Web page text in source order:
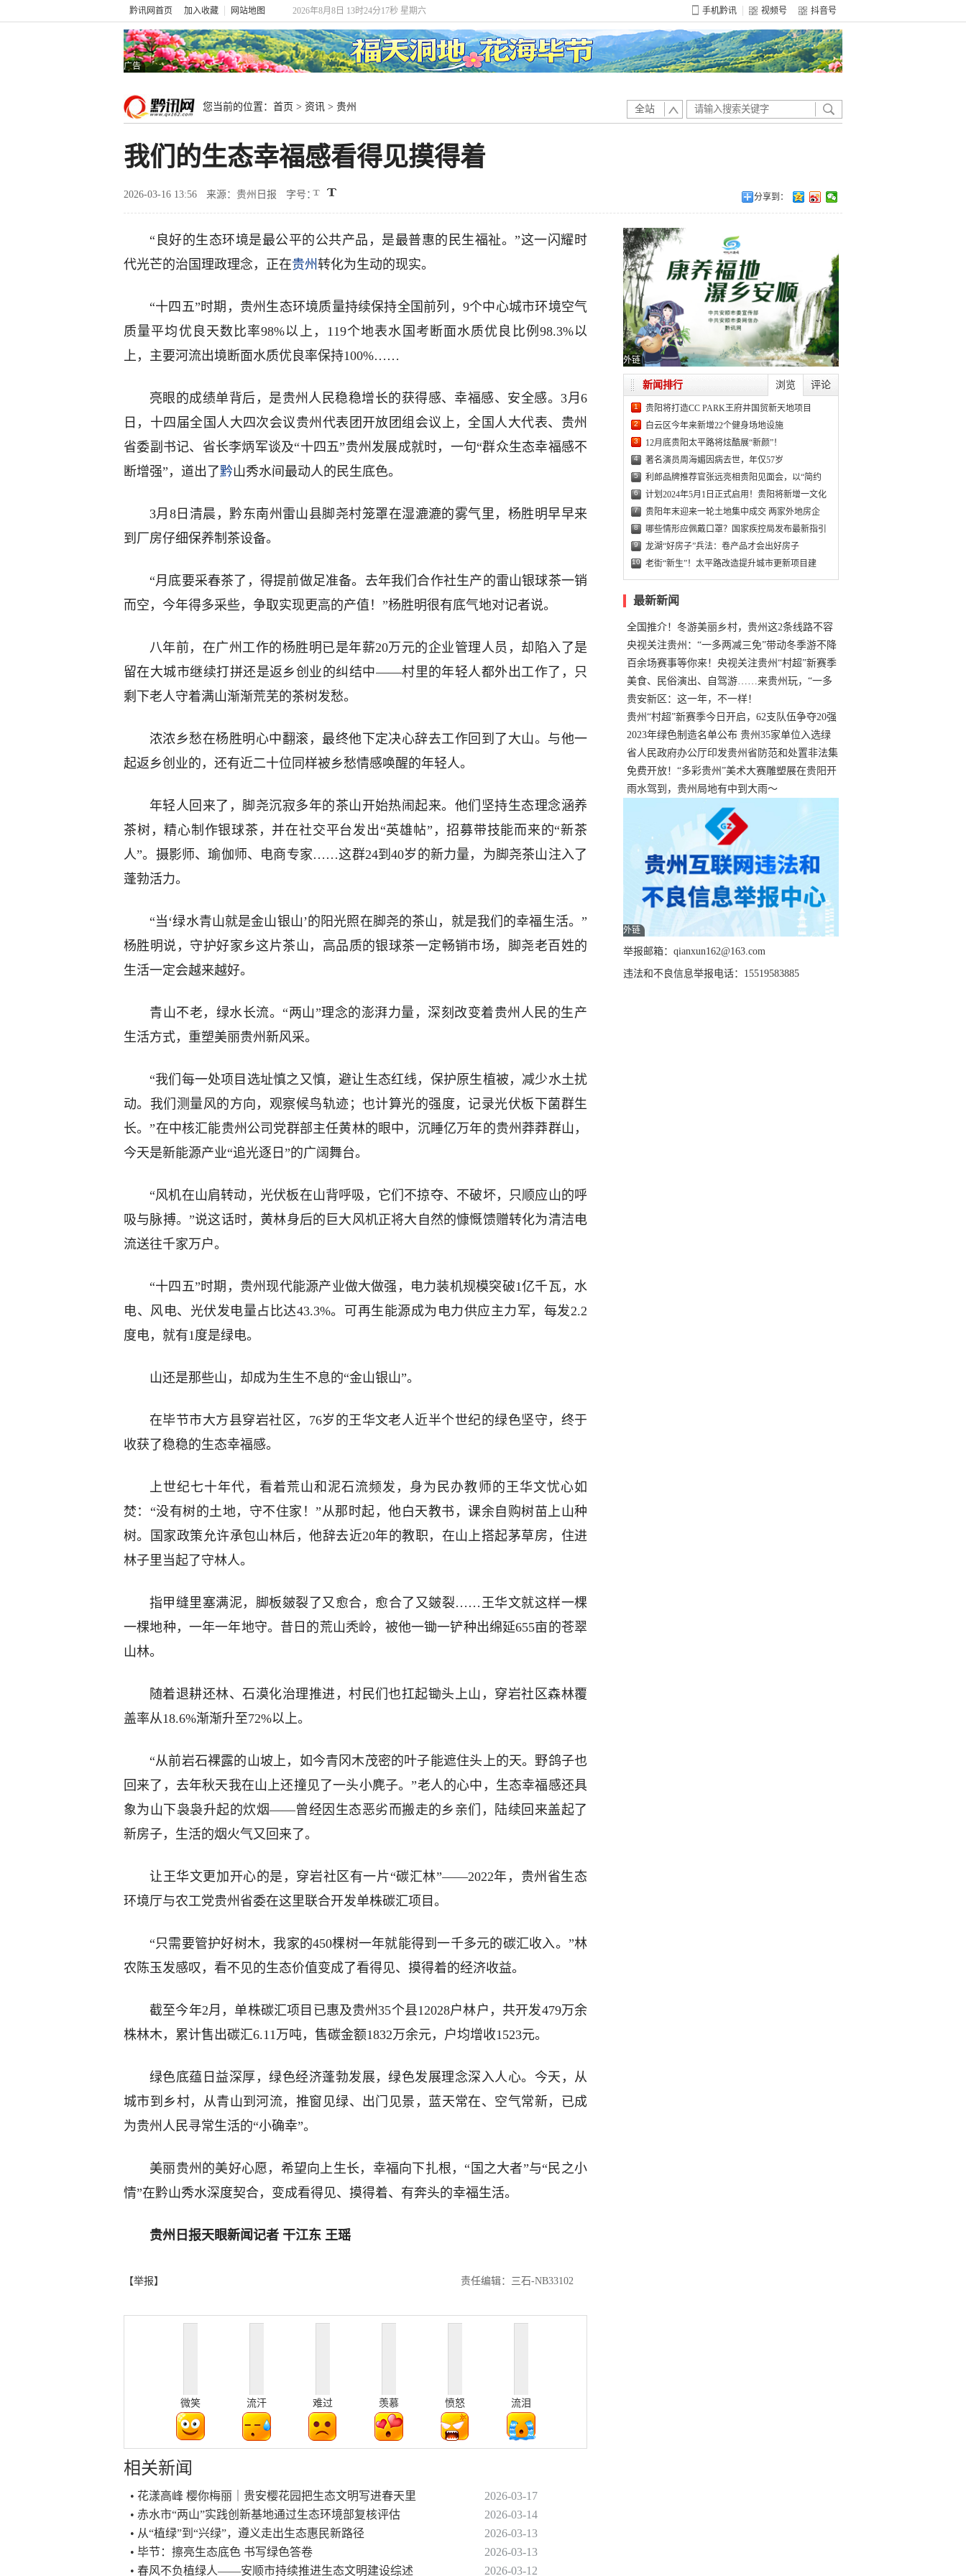
黔讯网首页 加入收藏 网站地图 2026年8月8日 13时24分18秒 星期六 手机黔讯 视频号 抖音号
广告
您当前的位置： 首页 > 资讯 > 贵州 全站
我们的生态幸福感看得见摸得着
2026-03-16 13:56 来源：贵州日报 字号： 分享到：
“良好的生态环境是最公平的公共产品，是最普惠的民生福祉。”这一闪耀时
代光芒的治国理政理念，正在贵州 转化为生动的现实。
“十四五”时期，贵州生态环境质量持续保持全国前列，9个中心城市环境空气
质量平均优良天数比率98%以上，119个地表水国考断面水质优良比例98.3%以
上，主要河流出境断面水质优良率保持100%……
亮眼的成绩单背后，是贵州人民稳稳增长的获得感、幸福感、安全感。3月6
日，十四届全国人大四次会议贵州代表团开放团组会议上，全国人大代表、贵州
省委副书记、省长李炳军谈及“十四五”贵州发展成就时，一句“群众生态幸福感不
断增强”，道出了黔山秀水间最动人的民生底色。
3月8日清晨，黔东南州雷山县脚尧村笼罩在湿漉漉的雾气里，杨胜明早早来
到厂房仔细保养制茶设备。
“月底要采春茶了，得提前做足准备。去年我们合作社生产的雷山银球茶一销
而空，今年得多采些，争取实现更高的产值！”杨胜明很有底气地对记者说。
八年前，在广州工作的杨胜明已是年薪20万元的企业管理人员，却陷入了是
留在大城市继续打拼还是返乡创业的纠结中——村里的年轻人都外出工作了，只
剩下老人守着满山渐渐荒芜的茶树发愁。
浓浓乡愁在杨胜明心中翻滚，最终他下定决心辞去工作回到了大山。与他一
起返乡创业的，还有近二十位同样被乡愁情感唤醒的年轻人。
年轻人回来了，脚尧沉寂多年的茶山开始热闹起来。他们坚持生态理念涵养
茶树，精心制作银球茶，并在社交平台发出“英雄帖”，招募带技能而来的“新茶
人”。摄影师、瑜伽师、电商专家……这群24到40岁的新力量，为脚尧茶山注入了
蓬勃活力。
“当‘绿水青山就是金山银山’的阳光照在脚尧的茶山，就是我们的幸福生活。”
杨胜明说，守护好家乡这片茶山，高品质的银球茶一定畅销市场，脚尧老百姓的
生活一定会越来越好。
青山不老，绿水长流。“两山”理念的澎湃力量，深刻改变着贵州人民的生产
生活方式，重塑美丽贵州新风采。
“我们每一处项目选址慎之又慎，避让生态红线，保护原生植被，减少水土扰
动。我们测量风的方向，观察候鸟轨迹；也计算光的强度，记录光伏板下菌群生
长。”在中核汇能贵州公司党群部主任黄林的眼中，沉睡亿万年的贵州莽莽群山，
今天是新能源产业“追光逐日”的广阔舞台。
“风机在山肩转动，光伏板在山背呼吸，它们不掠夺、不破坏，只顺应山的呼
吸与脉搏。”说这话时，黄林身后的巨大风机正将大自然的慷慨馈赠转化为清洁电
流送往千家万户。
“十四五”时期，贵州现代能源产业做大做强，电力装机规模突破1亿千瓦，水
电、风电、光伏发电量占比达43.3%。可再生能源成为电力供应主力军，每发2.2
度电，就有1度是绿电。
山还是那些山，却成为生生不息的“金山银山”。
在毕节市大方县穿岩社区，76岁的王华文老人近半个世纪的绿色坚守，终于
收获了稳稳的生态幸福感。
上世纪七十年代，看着荒山和泥石流频发，身为民办教师的王华文忧心如
焚：“没有树的土地，守不住家！”从那时起，他白天教书，课余自购树苗上山种
树。国家政策允许承包山林后，他辞去近20年的教职，在山上搭起茅草房，住进
林子里当起了守林人。
指甲缝里塞满泥，脚板皴裂了又愈合，愈合了又皴裂……王华文就这样一棵
一棵地种，一年一年地守。昔日的荒山秃岭，被他一锄一铲种出绵延655亩的苍翠
山林。
随着退耕还林、石漠化治理推进，村民们也扛起锄头上山，穿岩社区森林覆
盖率从18.6%渐渐升至72%以上。
“从前岩石裸露的山坡上，如今青冈木茂密的叶子能遮住头上的天。野鸽子也
回来了，去年秋天我在山上还撞见了一头小麂子。”老人的心中，生态幸福感还具
象为山下袅袅升起的炊烟——曾经因生态恶劣而搬走的乡亲们，陆续回来盖起了
新房子，生活的烟火气又回来了。
让王华文更加开心的是，穿岩社区有一片“碳汇林”——2022年，贵州省生态
环境厅与农工党贵州省委在这里联合开发单株碳汇项目。
“只需要管护好树木，我家的450棵树一年就能得到一千多元的碳汇收入。”林
农陈玉发感叹，看不见的生态价值变成了看得见、摸得着的经济收益。
截至今年2月，单株碳汇项目已惠及贵州35个县12028户林户，共开发479万余
株林木，累计售出碳汇6.11万吨，售碳金额1832万余元，户均增收1523元。
绿色底蕴日益深厚，绿色经济蓬勃发展，绿色发展理念深入人心。今天，从
城市到乡村，从青山到河流，推窗见绿、出门见景，蓝天常在、空气常新，已成
为贵州人民寻常生活的“小确幸”。
美丽贵州的美好心愿，希望向上生长，幸福向下扎根，“国之大者”与“民之小
情”在黔山秀水深度契合，变成看得见、摸得着、有奔头的幸福生活。
贵州日报天眼新闻记者 干江东 王瑶
【举报】 责任编辑：三石-NB33102
微笑 流汗 难过 羡慕 愤怒 流泪
相关新闻
• 花漾高峰 樱你梅丽｜贵安樱花园把生态文明写进春天里
2026-03-17
• 赤水市“两山”实践创新基地通过生态环境部复核评估
2026-03-14
• 从“植绿”到“兴绿”，遵义走出生态惠民新路径
2026-03-13
• 毕节：擦亮生态底色 书写绿色答卷
2026-03-13
• 春风不负植绿人——安顺市持续推进生态文明建设综述
2026-03-12
外链
浏览 评论
新闻排行
1 贵阳将打造CC PARK王府井国贸新天地项目
2 白云区今年来新增22个健身场地设施
3 12月底贵阳太平路将炫酷展“新颜”！
4 著名演员周海媚因病去世，年仅57岁
5 利郎品牌推荐官张远亮相贵阳见面会，以“简约
6 计划2024年5月1日正式启用！贵阳将新增一文化
7 贵阳年末迎来一轮土地集中成交 两家外地房企
8 哪些情形应佩戴口罩？国家疾控局发布最新指引
9 龙湖“好房子”兵法：卷产品才会出好房子
10 老街“新生”！太平路改造提升城市更新项目建
最新新闻
全国推介！冬游美丽乡村，贵州这2条线路不容
错过
央视关注贵州：“一多两减三免”带动冬季游不降
温
百余场赛事等你来！央视关注贵州“村超”新赛季
正式“打响”
美食、民俗演出、自驾游……来贵州玩，“一多
两减三免”！
贵安新区：这一年，不一样！
贵州“村超”新赛季今日开启，62支队伍争夺20强
名额
2023年绿色制造名单公布 贵州35家单位入选绿
色工厂
省人民政府办公厅印发贵州省防范和处置非法集
资工作实施细则
免费开放！“多彩贵州”美术大赛雕塑展在贵阳开
展，持续至1月19日
雨水驾到，贵州局地有中到大雨～
外链
举报邮箱：qianxun162@163.com
违法和不良信息举报电话：15519583885